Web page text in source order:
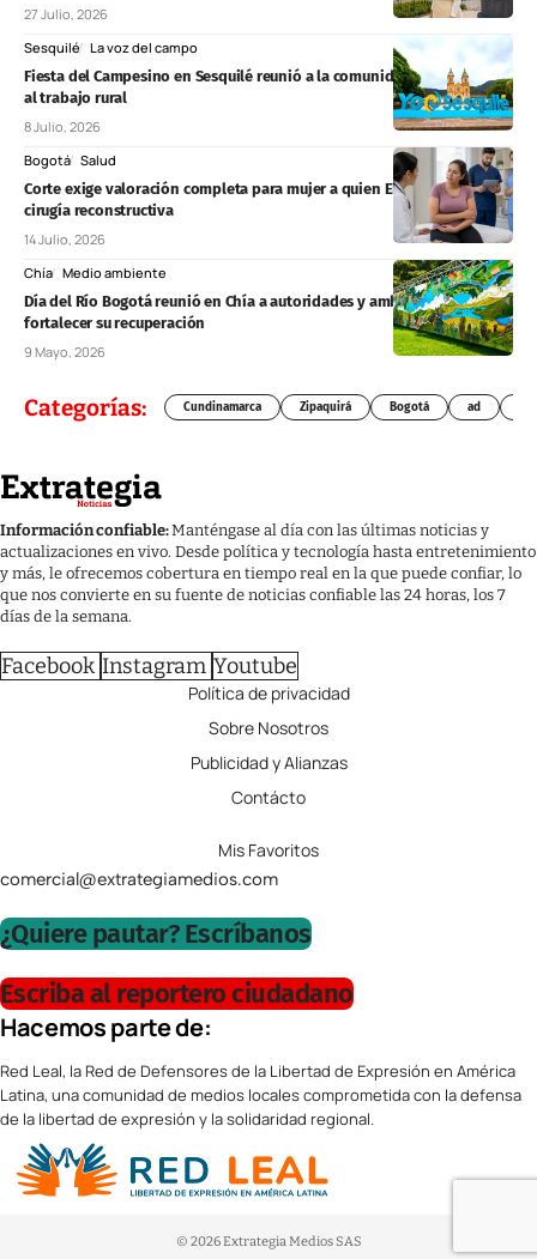
27 Julio, 2026
Sesquilé La voz del campo
Fiesta del Campesino en Sesquilé reunió a la comunidad en homenaje
al trabajo rural
8 Julio, 2026
Bogotá Salud
Corte exige valoración completa para mujer a quien EPS Sanitas negó
cirugía reconstructiva
14 Julio, 2026
Chía Medio ambiente
Día del Río Bogotá reunió en Chía a autoridades y ambientalistas para
fortalecer su recuperación
9 Mayo, 2026
Categorías: Cundinamarca Zipaquirá Bogotá ad
Información confiable:Manténgase al día con las últimas noticias y
actualizaciones en vivo. Desde política y tecnología hasta entretenimiento
y más, le ofrecemos cobertura en tiempo real en la que puede confiar, lo
que nos convierte en su fuente de noticias confiable las 24 horas, los 7
días de la semana.
Facebook Instagram Youtube
Política de privacidad
Sobre Nosotros
Publicidad y Alianzas
Contácto
Mis Favoritos
comercial@extrategiamedios.com
¿Quiere pautar? Escríbanos
Escriba al reportero ciudadano
Hacemos parte de:
Red Leal, la Red de Defensores de la Libertad de Expresión en América
Latina, una comunidad de medios locales comprometida con la defensa
de la libertad de expresión y la solidaridad regional.
© 2026 Extrategia Medios SAS